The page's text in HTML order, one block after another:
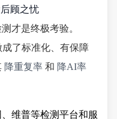
顾之忧
才是终极考验。
成了标准化、有保障
降重复率 和 降AI率
维普等检测平台和服